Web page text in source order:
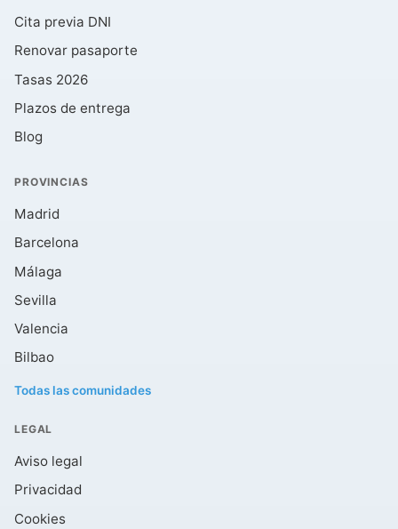
Cita previa DNI
Renovar pasaporte
Tasas 2026
Plazos de entrega
Blog
PROVINCIAS
Madrid
Barcelona
Málaga
Sevilla
Valencia
Bilbao
Todas las comunidades
LEGAL
Aviso legal
Privacidad
Cookies